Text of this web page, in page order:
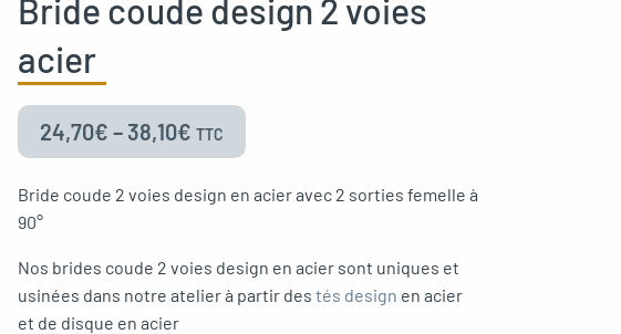
Bride coude design 2 voies
acier
24,70€ – 38,10€ TTC
Bride coude 2 voies design en acier avec 2 sorties femelle à
90°
Nos brides coude 2 voies design en acier sont uniques et
usinées dans notre atelier à partir des tés design en acier
et de disque en acier